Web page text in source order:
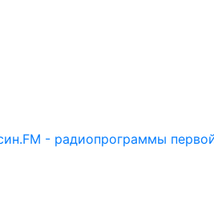
- радиопрограммы